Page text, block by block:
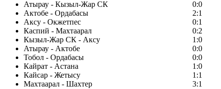
Атырау - Кызыл-Жар СК
0:0
Актобе - Ордабасы
2:1
Аксу - Окжетпес
0:1
Каспий - Махтаарал
0:2
Кызыл-Жар СК - Аксу
1:0
Атырау - Актобе
0:0
Тобол - Ордабасы
0:0
Кайрат - Астана
1:0
Кайсар - Жетысу
1:1
Махтаарал - Шахтер
3:1